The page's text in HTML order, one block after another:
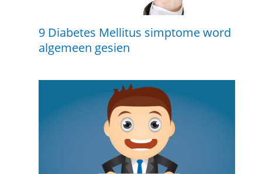
9 Diabetes Mellitus simptome word
algemeen gesien